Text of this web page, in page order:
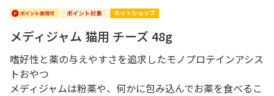
メディジャム 猫用 チーズ 48g
嗜好性と薬の与えやすさを追求したモノプロテインアシス
トおやつ
メディジャムは粉薬や、何かに包み込んでお薬を食べるこ